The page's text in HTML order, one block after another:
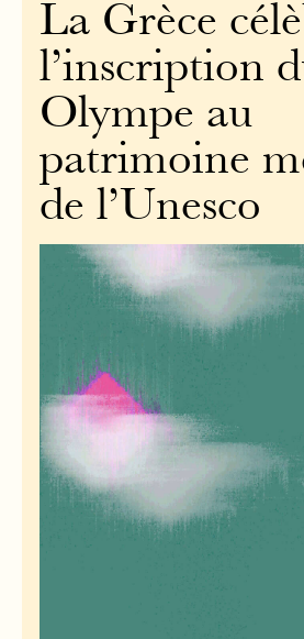
La Grèce
l’inscription
Olympe au
patrimoine
de l’Unesco